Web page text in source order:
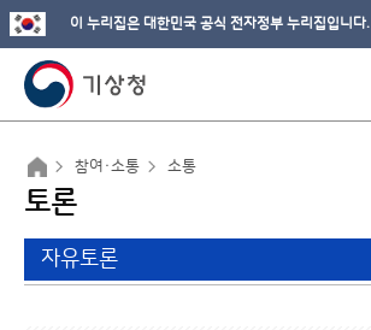
이 누리집은 대한민국 공식 전자정부 누리집입니다.
참여·소통 소통
토론
자유토론